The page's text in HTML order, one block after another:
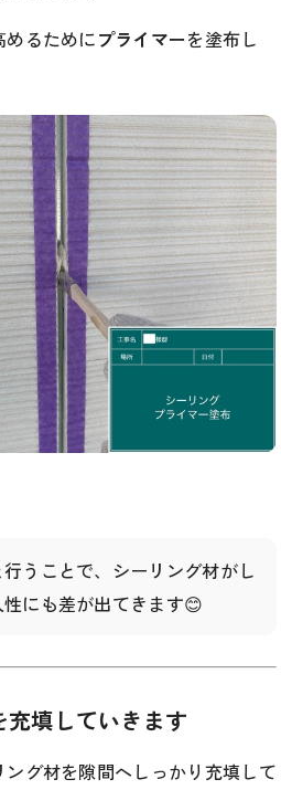
るためにプライマーを塗布し
うことで、シーリング材がし
にも差が出てきます😊
填していきます
グ材を隙間へしっかり充填して